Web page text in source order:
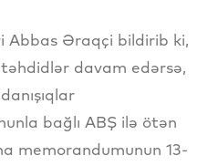
Abbas Əraqçi bildirib ki,
davam edərsə,
bağlı ABŞ ilə ötən
memorandumunun 13-